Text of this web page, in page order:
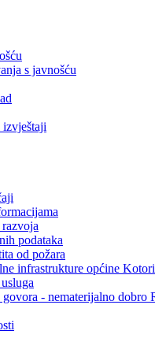
s javnošću
podataka
od požara
infrastrukture općine
- nematerijalno dobro